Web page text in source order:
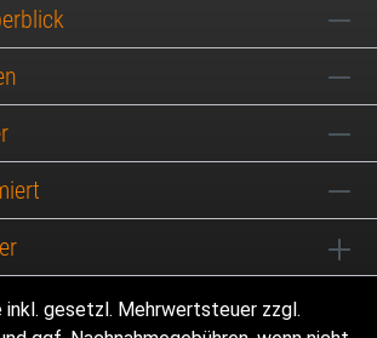
inkl. gesetzl. Mehrwertsteuer zzgl.